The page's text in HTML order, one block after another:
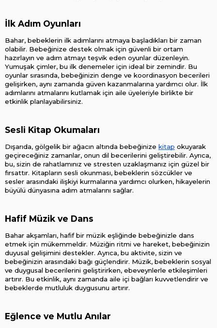
İlk Adım Oyunları
Bahar, bebeklerin ilk adımlarını atmaya başladıkları bir zaman
olabilir. Bebeğinize destek olmak için güvenli bir ortam
hazırlayın ve adım atmayı teşvik eden oyunlar düzenleyin.
Yumuşak çimler, bu ilk denemeler için ideal bir zemindir. Bu
oyunlar sırasında, bebeğinizin denge ve koordinasyon becerileri
gelişirken, aynı zamanda güven kazanmalarına yardımcı olur. İlk
adımlarını atmalarını kutlamak için aile üyeleriyle birlikte bir
etkinlik planlayabilirsiniz.
Sesli Kitap Okumaları
Dışarıda, gölgelik bir ağacın altında bebeğinize kitap okuyarak
geçireceğiniz zamanlar, onun dil becerilerini geliştirebilir. Ayrıca,
bu, sizin de rahatlamınız ve stresten uzaklaşmanız için güzel bir
fırsattır. Kitapların sesli okunması, bebeklerin sözcükler ve
sesler arasındaki ilişkiyi kurmalarına yardımcı olurken, hikayelerin
büyülü dünyasına adım atmalarını sağlar.
Hafif Müzik ve Dans
Bahar akşamları, hafif bir müzik eşliğinde bebeğinizle dans
etmek için mükemmeldir. Müziğin ritmi ve hareket, bebeğinizin
duyusal gelişimini destekler. Ayrıca, bu aktivite, sizin ve
bebeğinizin arasındaki bağı güçlendirir. Müzik, bebeklerin sosyal
ve duygusal becerilerini geliştirirken, ebeveynlerle etkileşimleri
artırır. Bu etkinlik, aynı zamanda aile içi bağları kuvvetlendirir ve
bebeklerde mutluluk duygusunu artırır.
Eğlence ve Mutlu Anılar